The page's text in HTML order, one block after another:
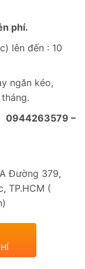
phí.
lên đến : 10
ngăn kéo,
0944263579 –
Đường 379,
TP.HCM (